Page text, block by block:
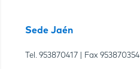
Sede Jaén
Tel. 953870417 | Fax 953870354